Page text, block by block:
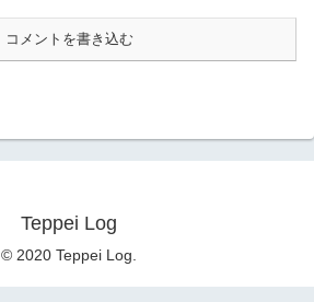
コメントを書き込む
Teppei Log
© 2020 Teppei Log.